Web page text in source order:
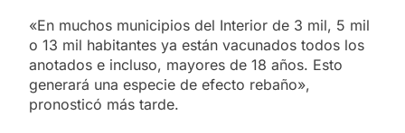
«En muchos municipios del Interior de 3 mil, 5 mil
o 13 mil habitantes ya están vacunados todos los
anotados e incluso, mayores de 18 años. Esto
generará una especie de efecto rebaño»,
pronosticó más tarde.